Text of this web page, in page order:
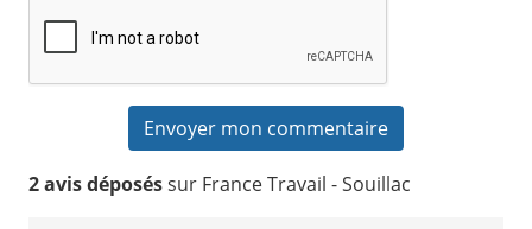
2 avis déposéssur France Travail - Souillac